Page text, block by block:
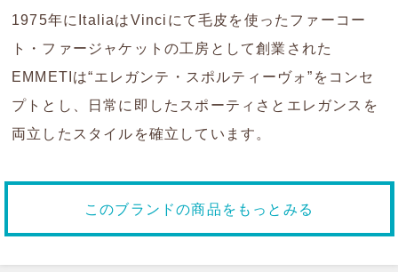
1975年にItaliaはVinciにて毛皮を使ったファーコー
ト・ファージャケットの工房として創業された
EMMETIは“エレガンテ・スポルティーヴォ”をコンセ
プトとし、日常に即したスポーティさとエレガンスを
両立したスタイルを確立しています。
このブランドの商品をもっとみる